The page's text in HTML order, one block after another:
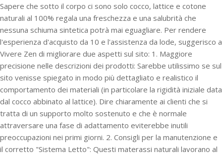
Sapere che sotto il corpo ci sono solo cocco, lattice e cotone
naturali al 100% regala una freschezza e una salubrità che
nessuna schiuma sintetica potrà mai eguagliare. Per rendere
l'esperienza d'acquisto da 10 e l'assistenza da lode, suggerisco a
Vivere Zen di migliorare due aspetti sul sito: 1. Maggiore
precisione nelle descrizioni dei prodotti: Sarebbe utilissimo se sul
sito venisse spiegato in modo più dettagliato e realistico il
comportamento dei materiali (in particolare la rigidità iniziale data
dal cocco abbinato al lattice). Dire chiaramente ai clienti che si
tratta di un supporto molto sostenuto e che è normale
attraversare una fase di adattamento eviterebbe inutili
preoccupazioni nei primi giorni. 2. Consigli per la manutenzione e
il corretto "Sistema Letto": Questi materassi naturali lavorano al